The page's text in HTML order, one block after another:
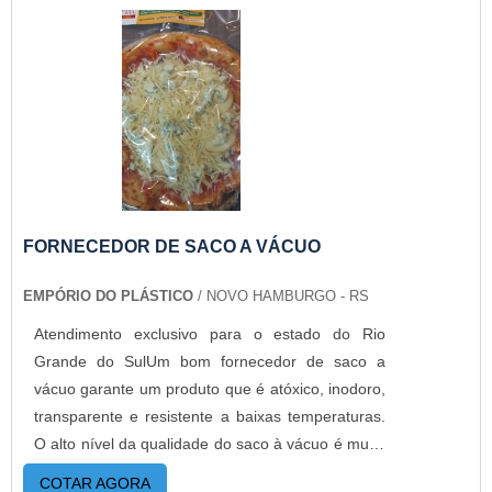
FORNECEDOR DE SACO A VÁCUO
EMPÓRIO DO PLÁSTICO / NOVO HAMBURGO - RS
Atendimento exclusivo para o estado do Rio
Grande do SulUm bom fornecedor de saco a
vácuo garante um produto que é atóxico, inodoro,
transparente e resistente a baixas temperaturas.
O alto nível da qualidade do saco à vácuo é muito
superior aos produtos convencionais que existem
COTAR AGORA